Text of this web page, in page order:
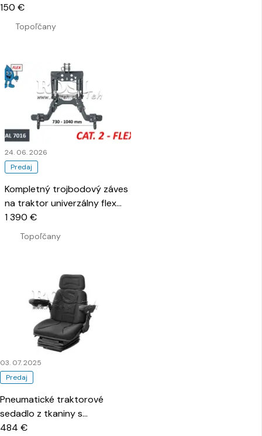
Topoľčany
150 €
Predaj
24. 06. 2026
Kompletný trojbodový záves
na traktor univerzálny flex
2Kat pre traktor 1500kg
Topoľčany
1 390 €
Predaj
03. 07. 2025
Pneumatické traktorové
sedadlo z tkaniny s
opierkami
484 €